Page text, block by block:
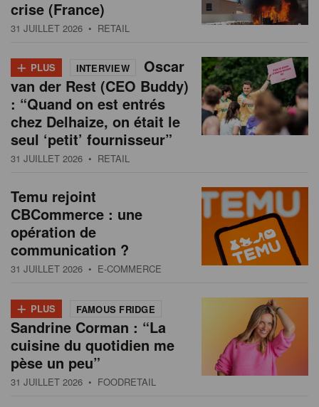
crise (France)
31 JUILLET 2026 • RETAIL
+ PLUS INTERVIEW
Oscar
van der Rest (CEO Buddy)
: “Quand on est entrés
chez Delhaize, on était le
seul ‘petit’ fournisseur”
31 JUILLET 2026 • RETAIL
Temu rejoint
CBCommerce : une
opération de
communication ?
31 JUILLET 2026 • E-COMMERCE
+ PLUS FAMOUS FRIDGE
Sandrine Corman : “La
cuisine du quotidien me
pèse un peu”
31 JUILLET 2026 • FOODRETAIL